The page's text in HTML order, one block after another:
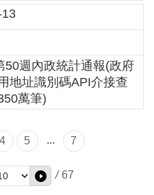
50週內政統計通報(政府
地址識別碼API介接查
萬筆)
4 5 ... 7
/ 67